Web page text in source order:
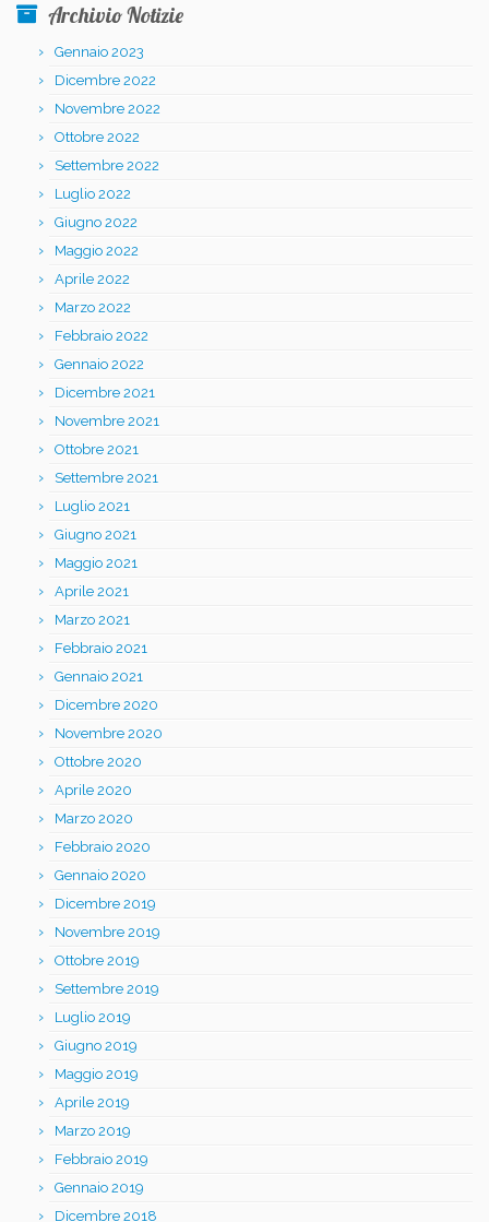
Archivio Notizie
Gennaio 2023
Dicembre 2022
Novembre 2022
Ottobre 2022
Settembre 2022
Luglio 2022
Giugno 2022
Maggio 2022
Aprile 2022
Marzo 2022
Febbraio 2022
Gennaio 2022
Dicembre 2021
Novembre 2021
Ottobre 2021
Settembre 2021
Luglio 2021
Giugno 2021
Maggio 2021
Aprile 2021
Marzo 2021
Febbraio 2021
Gennaio 2021
Dicembre 2020
Novembre 2020
Ottobre 2020
Aprile 2020
Marzo 2020
Febbraio 2020
Gennaio 2020
Dicembre 2019
Novembre 2019
Ottobre 2019
Settembre 2019
Luglio 2019
Giugno 2019
Maggio 2019
Aprile 2019
Marzo 2019
Febbraio 2019
Gennaio 2019
Dicembre 2018